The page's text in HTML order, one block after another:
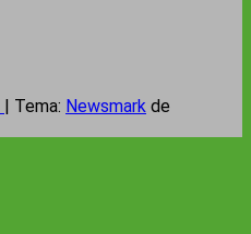
| Tema: Newsmark de